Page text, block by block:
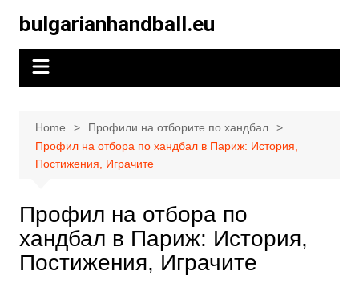
content
bulgarianhandball.eu
Home
Профили на отборите по хандбал
Профил на отбора по хандбал в Париж: История,
Постижения, Играчите
Профил на отбора по
хандбал в Париж: История,
Постижения, Играчите